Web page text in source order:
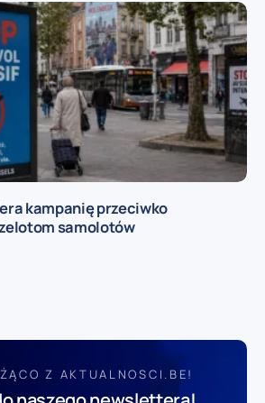
kampanię przeciwko
samolotów
Z AKTUALNOSCI.BE!